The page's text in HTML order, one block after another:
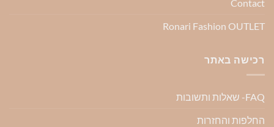
Contact
Ronari Fashion OUTLET
רכישה באתר
FAQ- שאלות ותשובות
החלפות והחזרות